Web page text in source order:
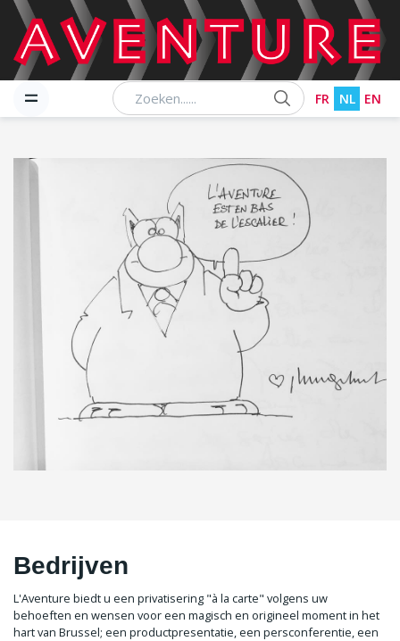
Chercher
FR NL EN
Bedrijven
L'Aventure biedt u een privatisering "à la carte" volgens uw
behoeften en wensen voor een magisch en origineel moment in het
hart van Brussel; een productpresentatie, een persconferentie, een